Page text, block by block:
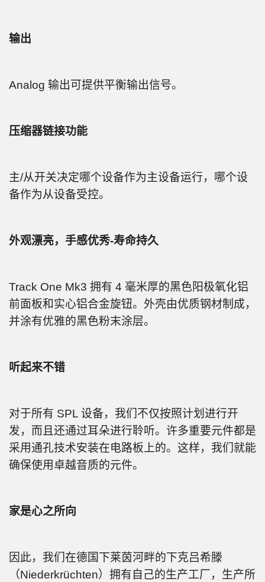
输出
Analog 输出可提供平衡输出信号。
压缩器链接功能
主/从开关决定哪个设备作为主设备运行，哪个设
备作为从设备受控。
外观漂亮，手感优秀-寿命持久
Track One Mk3 拥有 4 毫米厚的黑色阳极氧化铝
前面板和实心铝合金旋钮。外壳由优质钢材制成，
并涂有优雅的黑色粉末涂层。
听起来不错
对于所有 SPL 设备，我们不仅按照计划进行开
发，而且还通过耳朵进行聆听。许多重要元件都是
采用通孔技术安装在电路板上的。这样，我们就能
确保使用卓越音质的元件。
家是心之所向
因此，我们在德国下莱茵河畔的下克吕希滕
（Niederkrüchten）拥有自己的生产工厂，生产所